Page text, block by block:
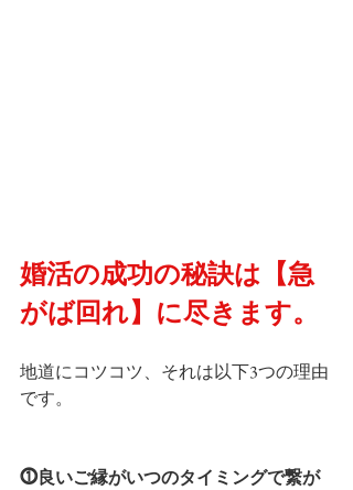
婚活の成功の秘訣は【急
がば回れ】に尽きます。
地道にコツコツ、それは以下3つの理由
です。
⓵良いご縁がいつのタイミングで繋が